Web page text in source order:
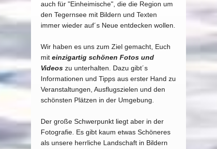
auch für "Einheimische", die die Region um
den Tegernsee mit Bildern und Texten
immer wieder auf´s Neue entdecken wollen.
Wir haben es uns zum Ziel gemacht, Euch
mit einzigartig schönen Fotos und
Videos zu unterhalten. Dazu gibt´s
Informationen und Tipps aus erster Hand zu
Veranstaltungen, Ausflugszielen und den
schönsten Plätzen in der Umgebung.
Der große Schwerpunkt liegt aber in der
Fotografie. Es gibt kaum etwas Schöneres
als unsere herrliche Landschaft in Bildern